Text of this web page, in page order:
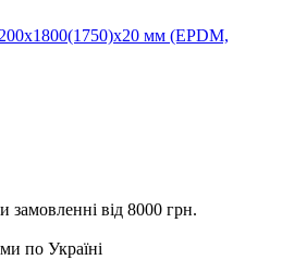
мм (EPDM,
замовленні від 8000 грн.
по Україні